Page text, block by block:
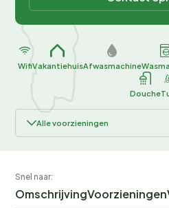
WifiVakantiehuisAfwasmachine
Douche
Alle voorzieningen
Snel naar:
OmschrijvingVoorzieningen